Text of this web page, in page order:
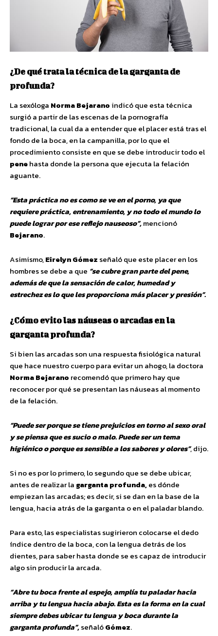
¿De qué trata la técnica de la garganta de
profunda?
La sexóloga Norma Bejarano indicó que esta técnica
surgió a partir de las escenas de la pornografía
tradicional, la cual da a entender que el placer está tras el
fondo de la boca, en la campanilla, por lo que el
procedimiento consiste en que se debe introducir todo el
penehasta donde la persona que ejecuta la felación
aguante.
“Esta práctica no es como se ve en el porno, ya que
requiere práctica, entrenamiento, y no todo el mundo lo
puede lograr por ese reflejo nauseoso”,mencionó
Bejarano.
Asimismo,Eirelyn Gómez señaló que este placer en los
hombres se debe a que “se cubre gran parte del pene,
además de que la sensación de calor, humedad y
estrechez es lo que les proporciona más placer y presión”.
¿Cómo evito las náuseas o arcadas en la
garganta profunda?
Si bien las arcadas son una respuesta fisiológica natural
que hace nuestro cuerpo para evitar un ahogo, la doctora
Norma Bejarano recomendó que primero hay que
reconocer por qué se presentan las náuseas al momento
de la felación.
“Puede ser porque se tiene prejuicios en torno al sexo oral
y se piensa que es sucio o malo. Puede ser un tema
higiénico o porque es sensible a los sabores y olores”, dijo.
Si no es por lo primero, lo segundo que se debe ubicar,
antes de realizar la garganta profunda,es dónde
empiezan las arcadas; es decir, si se dan en la base de la
lengua, hacia atrás de la garganta o en el paladar blando.
Para esto, las especialistas sugirieron colocarse el dedo
índice dentro de la boca, con la lengua detrás de los
dientes, para saber hasta donde se es capaz de introducir
algo sin producir la arcada.
“Abre tu boca frente al espejo, amplía tu paladar hacia
arriba y tu lengua hacia abajo. Esta es la forma en la cual
siempre debes ubicar tu lengua y boca durante la
garganta profunda”,señalóGómez.